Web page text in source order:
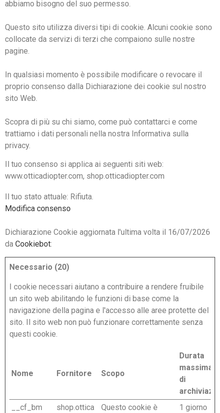
abbiamo bisogno del suo permesso.
Questo sito utilizza diversi tipi di cookie. Alcuni cookie sono
collocate da servizi di terzi che compaiono sulle nostre
pagine.
In qualsiasi momento è possibile modificare o revocare il
proprio consenso dalla Dichiarazione dei cookie sul nostro
sito Web.
Scopra di più su chi siamo, come può contattarci e come
trattiamo i dati personali nella nostra Informativa sulla
privacy.
Il tuo consenso si applica ai seguenti siti web:
www.otticadiopter.com, shop.otticadiopter.com
Il tuo stato attuale: Rifiuta.
Modifica consenso
Dichiarazione Cookie aggiornata l'ultima volta il 16/07/2026
da Cookiebot:
Necessario (20)
I cookie necessari aiutano a contribuire a rendere fruibile
un sito web abilitando le funzioni di base come la
navigazione della pagina e l'accesso alle aree protette del
sito. Il sito web non può funzionare correttamente senza
questi cookie.
Nome Fornitore Scopo
Durata
massima
di
__cf_bm
shop.ottica
Questo cookie è
1 giorno